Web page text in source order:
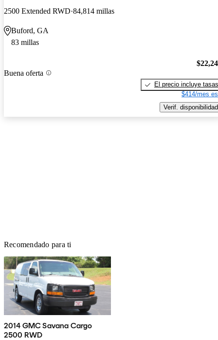
2500 Extended RWD 84,814 millas
Buford, GA
83 millas
Buena oferta
El precio incluye tasas
$414/mes
Verif. disponibilidad
Recomendado para ti
2014 GMC Savana Cargo
2500 RWD